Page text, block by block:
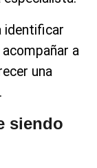
identificar
a
una
siendo